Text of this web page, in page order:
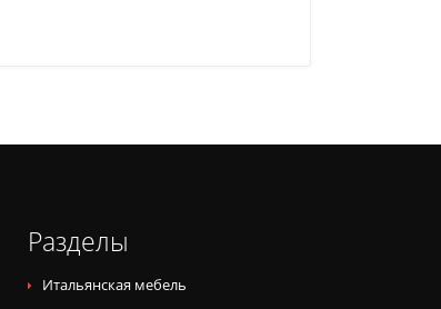
Разделы
Итальянская мебель